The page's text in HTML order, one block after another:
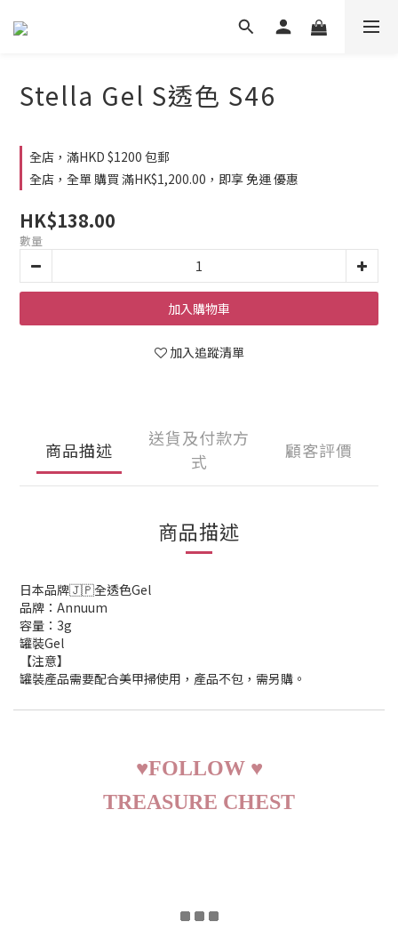
Stella Gel S透色 S46
全店，滿HKD $1200 包郵
全店，全單 購買 滿HK$1,200.00，即享 免運 優惠
HK$138.00
數量
加入購物車
加入追蹤清單
商品描述
送貨及付款方
式
顧客評價
商品描述
日本品牌🇯🇵全透色Gel
品牌：Annuum
容量：3g
罐裝Gel
【注意】
罐裝產品需要配合美甲掃使用，產品不包，需另購。
♥FOLLOW ♥
TREASURE CHEST